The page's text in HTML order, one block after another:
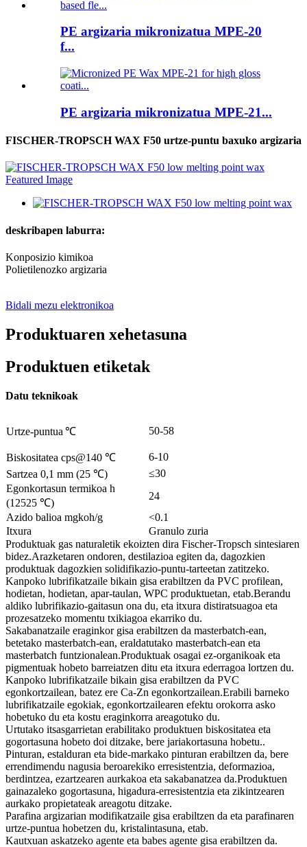
PE argizaria mikronizatua MPE-20
f...
PE argizaria mikronizatua MPE-21...
FISCHER-TROPSCH WAX F50 urtze-puntu baxuko argizaria
deskribapen laburra:
Konposizio kimikoa
Polietilenozko argizaria
Bidali mezu elektronikoa
Produktuaren xehetasuna
Produktuen etiketak
Datu teknikoak
Urtze-puntua ℃ 50-58
Biskositatea cps@140 ℃
6-10
Sartzea 0,1 mm (25 ℃)
≤30
Egonkortasun termikoa h
(12525 ℃)
24
Azido balioa mgkoh/g
<0.1
Itxura
Granulo zuria
Produktuak gas naturaletik ekoizten dira Fischer-Tropsch sintesiaren
bidez.Arazketaren ondoren, destilazioa egiten da, dagozkien
produktuak dagozkien solidifikazio-puntu-tarteetan zatitzeko.
Kanpoko lubrifikatzaile bikain gisa erabiltzen da PVC profilean,
hodietan, hodietan, apar-taulan, WPC produktuetan, etab.Berandu
aldiko lubrifikazio-gaitasun ona du, eta itxura distiratsuagoa eta
prozesatzeko momentu txikiagoa ekarriko du.
Sakabanatzaile eraginkor gisa erabiltzen da masterbatch-ean,
betetako masterbatch-ean, eraldatutako masterbatch-ean eta
masterbatch funtzionalean.Produktuak osagai ez-organikoak eta
pigmentuak hobeto barreiatzen ditu eta itxura ederragoa lortzen du.
Kanpoko lubrifikatzaile bikain gisa erabiltzen da PVC
egonkortzailean, batez ere Ca-Zn egonkortzailean.Erabili barneko
lubrifikatzaile egokiak, egonkortzailearen efektu orokorra asko
hobetuko du eta kostu eraginkorra areagotuko du.
Urtutako itsasgarrietan erabilitako produktuen biskositatea eta
gogortasuna hobeto doi ditzake, bere jariakortasuna hobetu..
Pinturan, estalduran eta bide-markako pinturan erabiltzen da, bere
errendimendu nagusia beroarekiko erresistentzia, deformazioa,
berdintzea, ezartzearen aurkakoa eta sakabanatzea da.Produktuen
gainazaleko gogortasuna, higadura-erresistentzia eta zikintzearen
aurkako propietateak areagotu ditzake.
Parafina argizarian modifikatzaile gisa erabiltzen da eta parafinaren
urtze-puntua hobetzen du, kristalintasuna, etab.
Kautxuan askatzeko agente eta babes agente gisa erabiltzen da.